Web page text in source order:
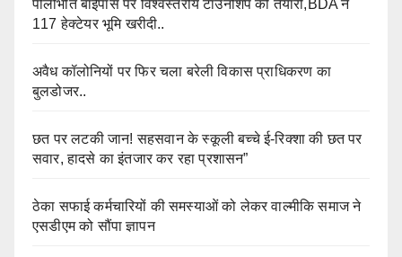
पीलीभीत बाईपास पर विश्वस्तरीय टाउनशिप की तैयारी,BDA ने
117 हेक्टेयर भूमि खरीदी..
अवैध कॉलोनियों पर फिर चला बरेली विकास प्राधिकरण का
बुलडोजर..
छत पर लटकी जान! सहसवान के स्कूली बच्चे ई-रिक्शा की छत पर
सवार, हादसे का इंतजार कर रहा प्रशासन”
ठेका सफाई कर्मचारियों की समस्याओं को लेकर वाल्मीकि समाज ने
एसडीएम को सौंपा ज्ञापन